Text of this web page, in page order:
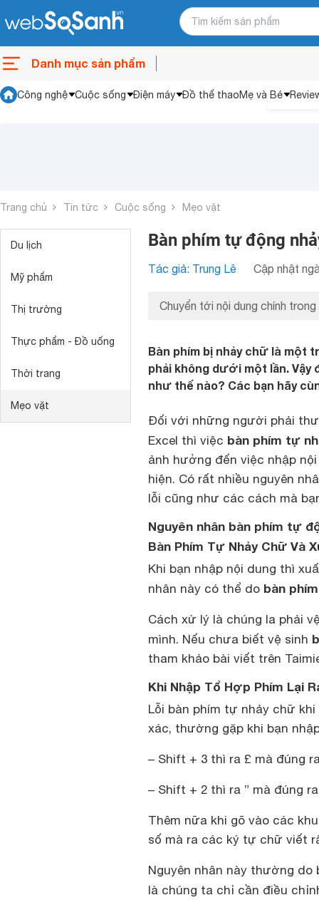
Danh mục sản phẩm
Công nghệ Cuộc sống Điện máy Đồ thể thaoMẹ và Bé
Trang chủ Tin tức Cuộc sống Mẹo vặt
Du lịch
Mỹ phẩm
Thị trường
Thực phẩm - Đồ uống
Thời trang
Mẹo vặt
Bàn phím tự động
Tác giả: Trung Lê Cập nhật
Chuyển tới nội dung chính trong
Bàn phím bị nhảy chữ là một
phải không dưới một lần. Vậy
như thế nào? Các bạn hãy
Đối với những người phải
Excel thì việc bàn phím tự
ảnh hưởng đến việc nhập
hiện. Có rất nhiều nguyên
lỗi cũng như các cách mà
Nguyên nhân bàn phím tự
Bàn Phím Tự Nhảy Chữ Và
Khi bạn nhập nội dung thì
nhân này có thể do bàn
Cách xử lý là chúng la phải
mình. Nếu chưa biết vệ sinh
tham khảo bài viết trên
Khi Nhập Tổ Hợp Phím Lại
Lỗi bàn phím tự nhảy chữ
xác, thường gặp khi bạn
– Shift + 3 thì ra £ mà đúng
– Shift + 2 thì ra ” mà đúng
Thêm nữa khi gõ vào các
số mà ra các ký tự chữ viết
Nguyên nhân này thường do
là chúng ta chỉ cần điều